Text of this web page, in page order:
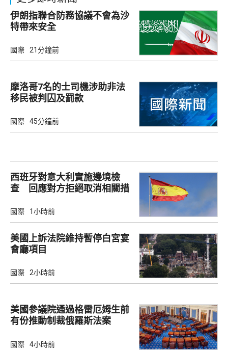
伊朗指聯合防務協議不會為沙
特帶來安全
國際 21分鐘前
摩洛哥7名的士司機涉助非法
移民被判囚及罰款
國際 45分鐘前
西班牙對意大利實施邊境檢
查 回應對方拒絕取消相關措
國際 1小時前
美國上訴法院維持暫停白宮宴
會廳項目
國際 2小時前
美國參議院通過格雷厄姆生前
有份推動制裁俄羅斯法案
國際 4小時前